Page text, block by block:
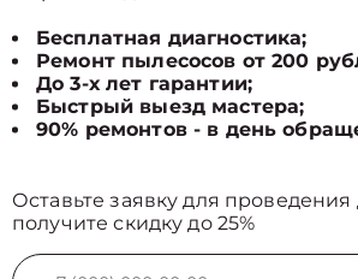
Бесплатная диагностика;
Ремонт пылесосов от 200
До 3-х лет гарантии;
Быстрый выезд мастера;
90% ремонтов - в день
Оставьте заявку для проведения
получите скидку до 25%